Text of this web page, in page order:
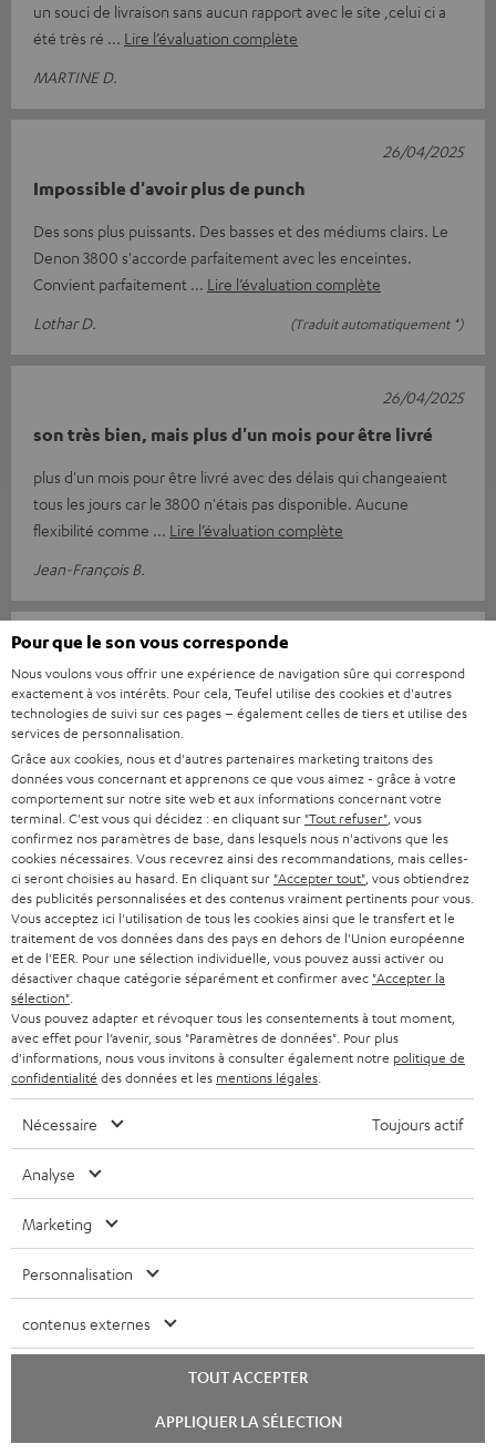
un souci de livraison sans aucun rapport avec le site ,celui ci a
été très ré
Lire l’évaluation complète
MARTINE D.
Impossible d'avoir plus de punch
Des sons plus puissants. Des basses et des médiums clairs. Le
Denon 3800 s'accorde parfaitement avec les enceintes.
Convient parfaitement
Lire l’évaluation complète
Lothar D.
(Traduit automatiquement *)
26/04/2025
son très bien, mais plus d'un mois pour être livré
plus d'un mois pour être livré avec des délais qui changeaient
tous les jours car le 3800 n'étais pas disponible. Aucune
flexibilité comme
Lire l’évaluation complète
Jean-François B.
26/04/2025
Excellent produit à un bon prix
Le denon x3800h seul est à €1750 ailleurs et pour environ
€2000 vous avez maintenant tout. C'est un très bon prix pour
un excellent produit
Lire l’évaluation complète
Dirk O.
(Traduit automatiquement *)
Un son extraordinaire
Je suis passé d'un Z5500 à ce home cinéma et c'est le jour et la
nuit. La qualité est indéniable, le son est vraiment excellent et
la mise e
Lire l’évaluation complète
Valérian L.
11/03/2025
Haut de page
Je suis ravi, de la commande à la livraison jusqu'à l'ensemble
utilisation simple av
13/02/2025
Tout correspond
chat
Pour que le son vous corresponde
Nous voulons vous offrir une expérience de navigation sûre qui correspond
exactement à vos intérêts. Pour cela, Teufel utilise des cookies et d'autres
technologies de suivi sur ces pages – également celles de tiers et utilise des
services de personnalisation.
Grâce aux cookies, nous et d'autres partenaires marketing traitons des
données vous concernant et apprenons ce que vous aimez - grâce à votre
comportement sur notre site web et aux informations concernant votre
terminal. C'est vous qui décidez : en cliquant sur "Tout refuser" , vous
confirmez nos paramètres de base, dans lesquels nous n'activons que les
cookies nécessaires. Vous recevrez ainsi des recommandations, mais celles-
ci seront choisies au hasard. En cliquant sur "Accepter tout" , vous obtiendrez
des publicités personnalisées et des contenus vraiment pertinents pour vous.
Vous acceptez ici l'utilisation de tous les cookies ainsi que le transfert et le
traitement de vos données dans des pays en dehors de l'Union européenne
et de l'EER. Pour une sélection individuelle, vous pouvez aussi activer ou
désactiver chaque catégorie séparément et confirmer avec "Accepter la
sélection"
Vous pouvez adapter et révoquer tous les consentements à tout moment,
avec effet pour l’avenir, sous "Paramètres de données". Pour plus
d'informations, nous vous invitons à consulter également notre politique de
confidentialité des données et les mentions légales
Nécessaire Toujours actif
Analyse
Marketing
Personnalisation
contenus externes
TOUT ACCEPTER
APPLIQUER LA SÉLECTION